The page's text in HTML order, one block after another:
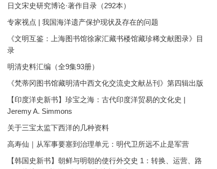
日文宋史研究博论·著作目录（292本）
专家视点 | 我国海洋遗产保护现状及存在的问题
《文明互鉴：上海图书馆徐家汇藏书楼馆藏珍稀文献图录》目
录
明清史料汇编（全9集93册）
《梵蒂冈图书馆藏明清中西文化交流史文献丛刊》第四辑出版
【印度洋史新书】珍宝之海：古代印度洋贸易的文化史 |
Jeremy A. Simmons
关于三宝太监下西洋的几种资料
高寿仙｜从军事要塞到治理单元：明代卫所远不止是军营
【韩国史新书】朝鲜与明朝的使行外交史 1：转换、运营、路